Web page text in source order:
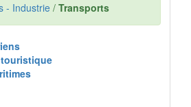
- Industrie / Transports